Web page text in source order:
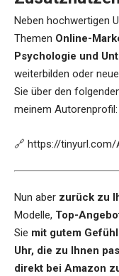
Neben hochwertigen
Themen Online-
Psychologie und
weiterbilden oder
Sie über den
meinem Autorenprofil:
🔗 https://
Nun aber zurück zu
Modelle, Top-
Sie mit gutem Gefühl
Uhr, die zu Ihnen
direkt bei Amazon